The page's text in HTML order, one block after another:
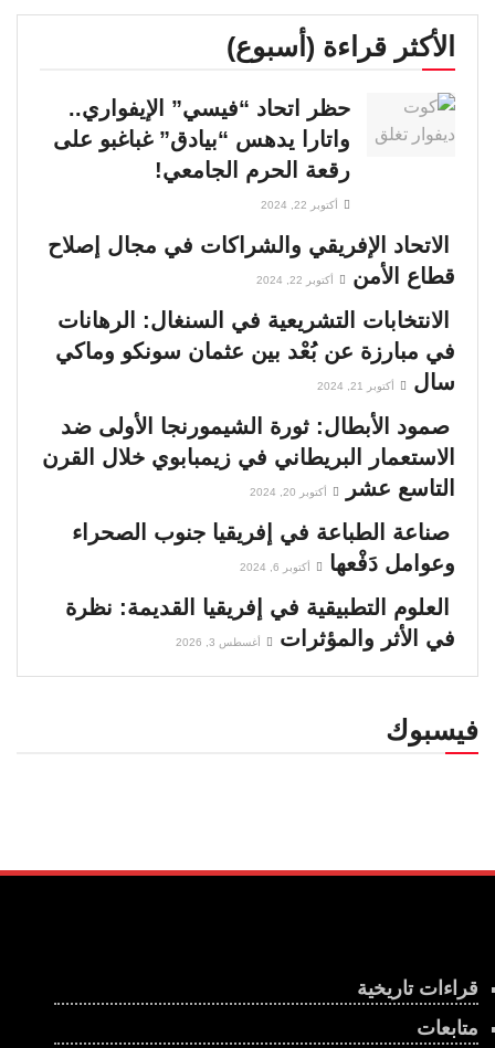
الأكثر قراءة (أسبوع)
حظر اتحاد “فيسي” الإيفواري..
واتارا يدهس “بيادق” غباغبو على
رقعة الحرم الجامعي!
أكتوبر 22, 2024
الاتحاد الإفريقي والشراكات في مجال إصلاح
قطاع الأمن
أكتوبر 22, 2024
الانتخابات التشريعية في السنغال: الرهانات
في مبارزة عن بُعْد بين عثمان سونكو وماكي
سال
أكتوبر 21, 2024
صمود الأبطال: ثورة الشيمورنجا الأولى ضد
الاستعمار البريطاني في زيمبابوي خلال القرن
التاسع عشر
أكتوبر 20, 2024
صناعة الطباعة في إفريقيا جنوب الصحراء
وعوامل دَفْعها
أكتوبر 6, 2024
العلوم التطبيقية في إفريقيا القديمة: نظرة
في الأثر والمؤثرات
أغسطس 3, 2026
فيسبوك
قراءات تاريخية
متابعات